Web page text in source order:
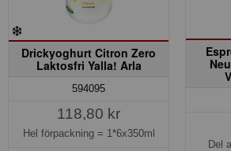
Drickyoghurt Citron Zero
Laktosfri Yalla! Arla
594095
118,80 kr
Hel förpackning = 1*6x350ml
Del